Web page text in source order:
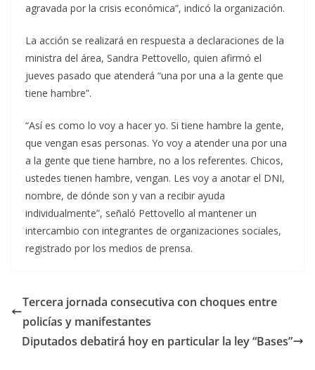
agravada por la crisis económica”, indicó la organización.
La acción se realizará en respuesta a declaraciones de la
ministra del área, Sandra Pettovello, quien afirmó el
jueves pasado que atenderá “una por una a la gente que
tiene hambre”.
“Así es como lo voy a hacer yo. Si tiene hambre la gente,
que vengan esas personas. Yo voy a atender una por una
a la gente que tiene hambre, no a los referentes. Chicos,
ustedes tienen hambre, vengan. Les voy a anotar el DNI,
nombre, de dónde son y van a recibir ayuda
individualmente”, señaló Pettovello al mantener un
intercambio con integrantes de organizaciones sociales,
registrado por los medios de prensa.
Tercera jornada consecutiva con choques entre
policías y manifestantes
Diputados debatirá hoy en particular la ley “Bases”